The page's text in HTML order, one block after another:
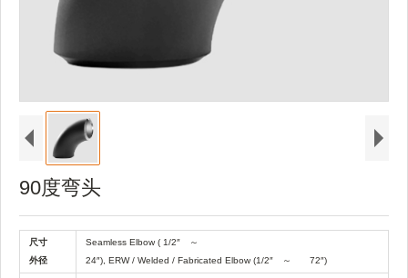
90度弯头
尺寸
外径
Seamless Elbow ( 1/2″
～
24″), ERW / Welded / Fabricated Elbow (1/2″
～ 72″)